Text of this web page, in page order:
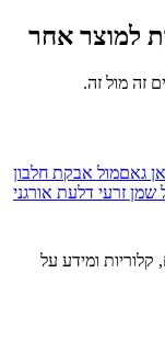
למוצר אחר
זה מול זה.
גאםמול אבקת חלבון
שמן זרעי דלעת אורגני
קלוריות ומידע על